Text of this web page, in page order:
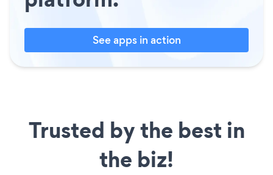
See apps in action
Trusted by the best in
the biz!